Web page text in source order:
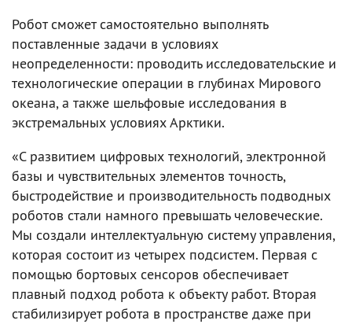
Робот сможет самостоятельно выполнять
поставленные задачи в условиях
неопределенности: проводить исследовательские и
технологические операции в глубинах Мирового
океана, а также шельфовые исследования в
экстремальных условиях Арктики.
«С развитием цифровых технологий, электронной
базы и чувствительных элементов точность,
быстродействие и производительность подводных
роботов стали намного превышать человеческие.
Мы создали интеллектуальную систему управления,
которая состоит из четырех подсистем. Первая с
помощью бортовых сенсоров обеспечивает
плавный подход робота к объекту работ. Вторая
стабилизирует робота в пространстве даже при